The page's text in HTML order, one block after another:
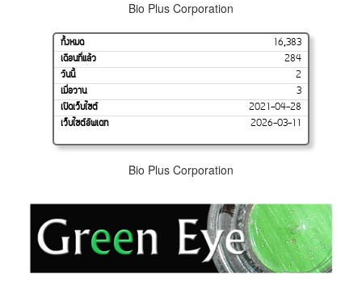
Bio Plus Corporation
ทั้งหมด
16,383
เดือนที่แล้ว
284
วันนี้
2
เมื่อวาน
3
เปิดเว็บไซต์
2021-04-28
เว็บไซต์อัพเดท
2026-03-11
Bio Plus Corporation